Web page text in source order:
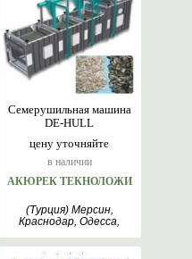
цену уточняйте
в наличии
Семерушильная машина
DE-HULL
АКЮРЕК ТЕКНОЛОЖИ
(Турция) Мерсин,
Краснодар, Одесса,